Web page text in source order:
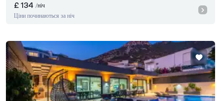
£ 134 /ніч
Ціни починаються за ніч